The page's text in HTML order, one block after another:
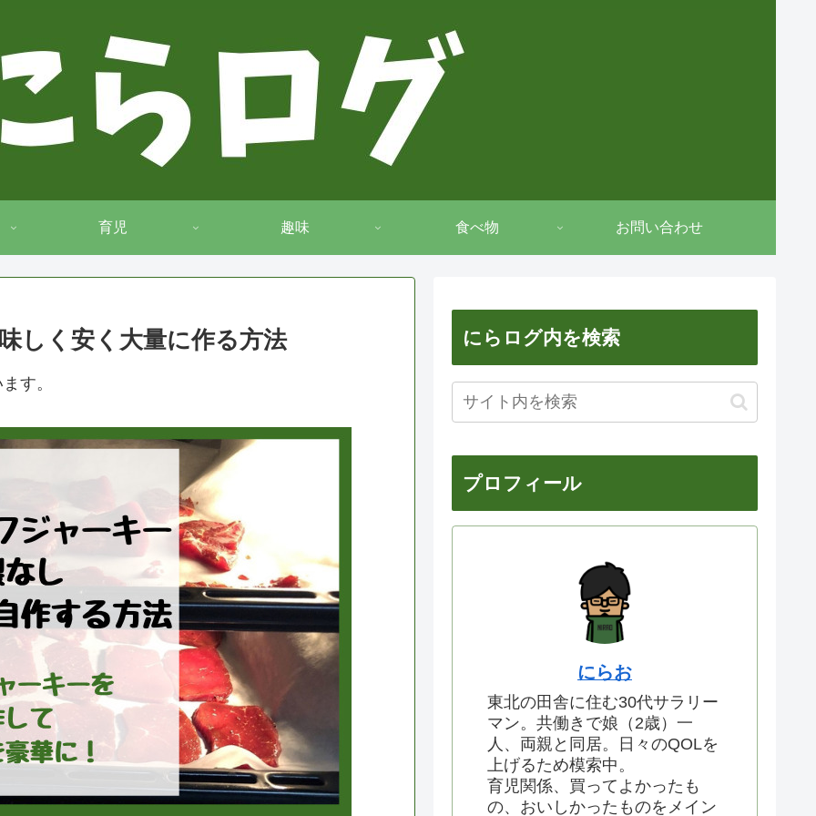
育児 趣味 食べ物 お問い合わせ
しく安く大量に作る方法
す。
にらログ内を検索
プロフィール
にらお
東北の田舎に住む30代サラリー
マン。共働きで娘（2歳）一
人、両親と同居。日々のQOLを
上げるため模索中。
育児関係、買ってよかったも
の、おいしかったものをメイン